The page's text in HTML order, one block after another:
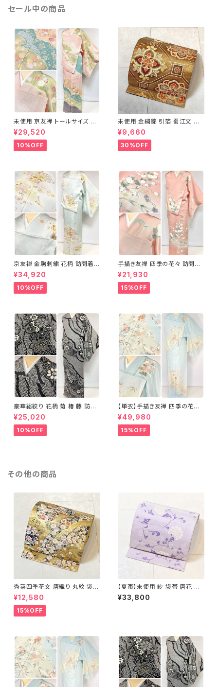
セール中の商品
未使用 京友禅 トールサイズ 染
め分け 金彩 訪問着 袷 正絹 ピ
ンク 黄緑 紫 黄色 1438
¥29,520
10%OFF
未使用 金繍錦 引箔 蜀江文 唐
織 華紋 袋帯 正絹 金糸 ゴール
ド 赤 紫 710
¥9,660
30%OFF
京友禅 金駒刺繍 花柄 訪問着
正絹 水色 黄緑 パステルカラー
アイスグリーン 1433
¥34,920
10%OFF
手描き友禅 四季の花々 訪問着
袷 正絹 サーモンピンク クリー
ム 白 桃花色 1434
¥21,930
15%OFF
豪華総絞り 花柄 菊 椿 藤 訪問
着 鹿の子絞り ラメ 正絹 黒 白
グレー 1435
¥25,020
10%OFF
【単衣】手描き友禅 四季の花々
正絹 訪問着 水色 黄緑 白 パス
テルカラー 1431
¥49,980
15%OFF
その他の商品
秀英四季花文 唐織り 丸紋 袋帯
正絹 金糸 ゴールド 紺 ピンク 7
05
¥12,580
15%OFF
【夏帯】未使用 紗 袋帯 唐花 正
絹 紫 白 淡藤色 729
¥33,800